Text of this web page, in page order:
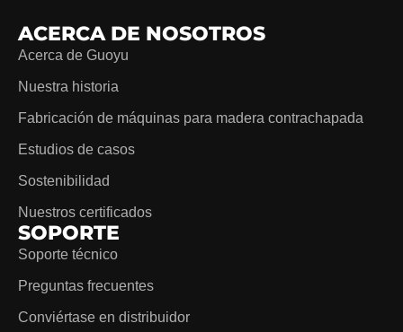
ACERCA DE NOSOTROS
Acerca de Guoyu
Nuestra historia
Fabricación de máquinas para madera contrachapada
Estudios de casos
Sostenibilidad
Nuestros certificados
SOPORTE
Soporte técnico
Preguntas frecuentes
Conviértase en distribuidor